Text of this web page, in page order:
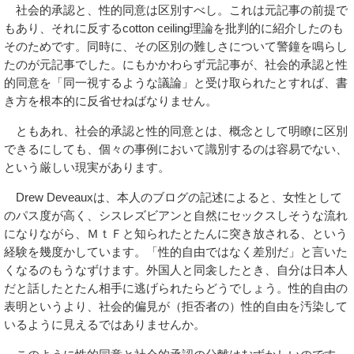
社会的承認と、性的同意は区別すべし。これは元記事の前提で
もあり、それに反するcotton ceiling理論を批判的に紹介したのも
そのためです。同時に、その区別の難しさについて警鐘を鳴らし
たのが元記事でした。にもかかわらず元記事が、社会的承認と性
的同意を「同一視するような議論」と受け取られたとすれば、書
き方を根本的に反省せねばなりません。
ともあれ、社会的承認と性的同意とは、概念として明瞭に区別
できるにしても、個々の事例において識別するのは容易でない、
という厳しい現実があります。
Drew Deveauxは、本人のブログの記述によると、女性として
のパス度が高く、シスレズビアンと自然にセックスしそうな流れ
になりながら、ＭｔＦと知られたとたんに突き放される、という
経験を幾度かしています。「性的自由ではなく差別だ」と言いた
くなるのもうなずけます。外国人と同衾したとき、自分は日本人
だと話したとたん相手に逃げられたらどうでしょう。性的自由の
表明というより、社会的偏見が（拒否者の）性的自由を汚染して
いるように見えるではありませんか。